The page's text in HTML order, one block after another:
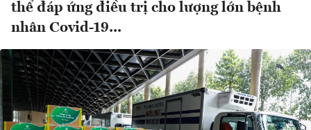
thể đáp ứng điều trị cho lượng lớn bệnh
nhân Covid-19...